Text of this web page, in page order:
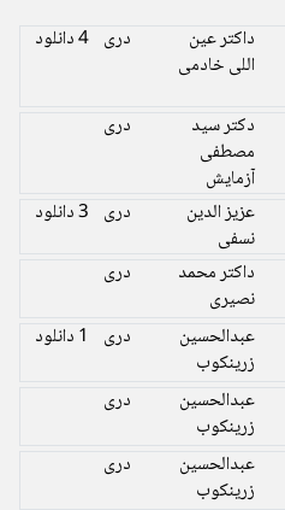
داکتر عین
اللی خادمی
دری 4 دانلود
دکتر سید
مصطفی
آزمایش
دری
عزیز الدین
نسفی
دری 3 دانلود
داکتر محمد
نصیری
دری
عبدالحسین
زرینکوب
دری 1 دانلود
عبدالحسین
زرینکوب
دری
عبدالحسین
زرینکوب
دری